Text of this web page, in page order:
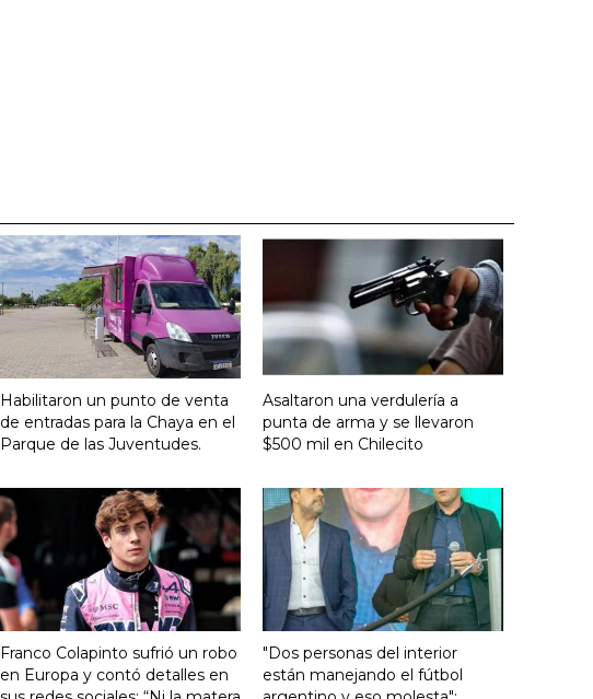
Habilitaron un punto de venta
de entradas para la Chaya en el
Parque de las Juventudes.
Asaltaron una verdulería a
punta de arma y se llevaron
$500 mil en Chilecito
Franco Colapinto sufrió un robo
en Europa y contó detalles en
"Dos personas del interior
están manejando el fútbol